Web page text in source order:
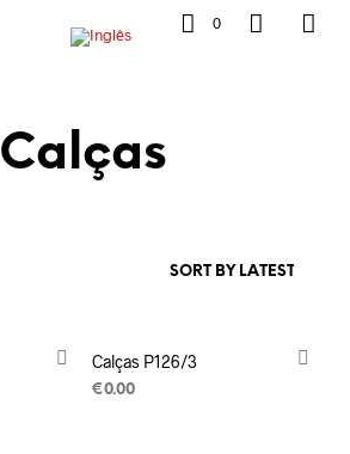
0
Calças
Calças P126/3
€0.00